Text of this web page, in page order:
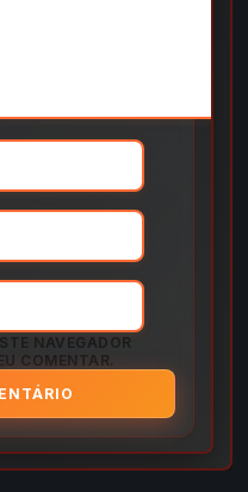
NAVEGADOR
COMENTAR.